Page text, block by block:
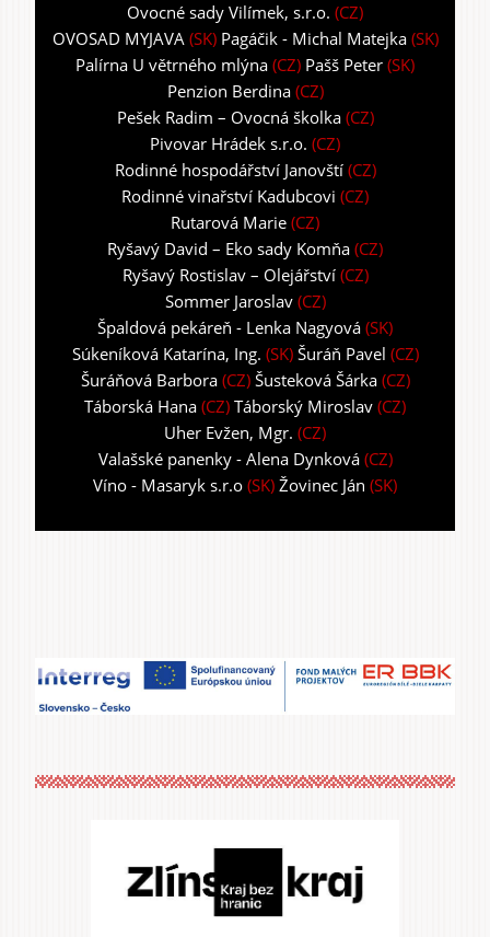
Ovocné sady Vilímek, s.r.o. (CZ)
OVOSAD MYJAVA(SK) Pagáčik - Michal Matejka(SK)
Palírna U větrného mlýna (CZ) Pašš Peter (SK)
Penzion Berdina(CZ)
Pešek Radim – Ovocná školka(CZ)
Pivovar Hrádek s.r.o. (CZ)
Rodinné hospodářství Janovští (CZ)
Rodinné vinařství Kadubcovi (CZ)
Rutarová Marie (CZ)
Ryšavý David – Eko sady Komňa (CZ)
Ryšavý Rostislav – Olejářství(CZ)
Sommer Jaroslav(CZ)
Špaldová pekáreň - Lenka Nagyová (SK)
Súkeníková Katarína, Ing. (SK) Šuráň Pavel (CZ)
Šuráňová Barbora(CZ) Šusteková Šárka(CZ)
Táborská Hana (CZ) Táborský Miroslav (CZ)
Uher Evžen, Mgr. (CZ)
Valašské panenky - Alena Dynková(CZ)
Víno - Masaryk s.r.o (SK) Žovinec Ján (SK)